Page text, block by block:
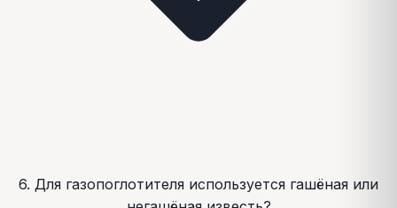
6. Для газопоглотителя используется гашёная или